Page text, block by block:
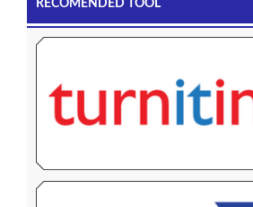
RECOMENDED TOOL